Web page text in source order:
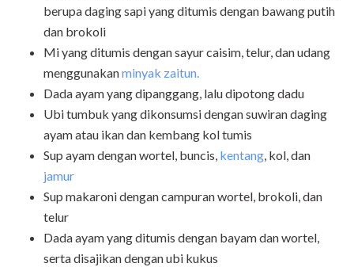
berupa daging sapi yang ditumis dengan bawang putih
dan brokoli
Mi yang ditumis dengan sayur caisim, telur, dan udang
menggunakanminyak zaitun.
Dada ayam yang dipanggang, lalu dipotong dadu
Ubi tumbuk yang dikonsumsi dengan suwiran daging
ayam atau ikan dan kembang kol tumis
Sup ayam dengan wortel, buncis, kentang, kol, dan
jamur
Sup makaroni dengan campuran wortel, brokoli, dan
telur
Dada ayam yang ditumis dengan bayam dan wortel,
serta disajikan dengan ubi kukus